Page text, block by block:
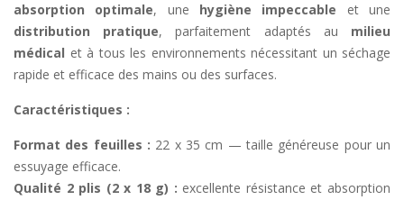
absorption optimale, une hygiène impeccable et une
distribution pratique, parfaitement adaptés au milieu
médical et à tous les environnements nécessitant un séchage
rapide et efficace des mains ou des surfaces.
Caractéristiques :
Format des feuilles : 22 x 35 cm — taille généreuse pour un
essuyage efficace.
Qualité 2 plis (2 x 18 g) : excellente résistance et absorption